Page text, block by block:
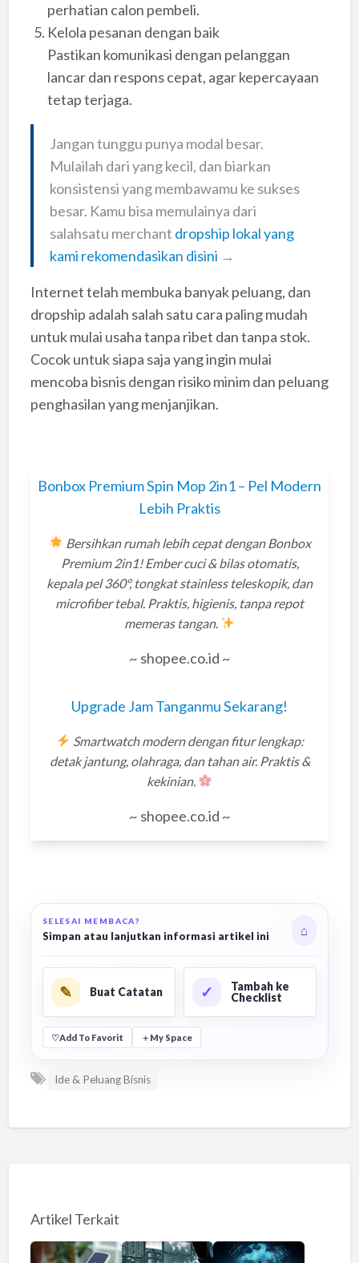
perhatian calon pembeli.
Kelola pesanan dengan baik
Pastikan komunikasi dengan pelanggan
lancar dan respons cepat, agar kepercayaan
tetap terjaga.
Jangan tunggu punya modal besar.
Mulailah dari yang kecil, dan biarkan
konsistensi yang membawamu ke sukses
besar. Kamu bisa memulainya dari
salahsatu merchant dropship lokal yang
kami rekomendasikan disini →
Internet telah membuka banyak peluang, dan
dropship adalah salah satu cara paling mudah
untuk mulai usaha tanpa ribet dan tanpa stok.
Cocok untuk siapa saja yang ingin mulai
mencoba bisnis dengan risiko minim dan peluang
penghasilan yang menjanjikan.
Bonbox Premium Spin Mop 2in1 – Pel Modern
Lebih Praktis
Bersihkan rumah lebih cepat dengan Bonbox
Premium 2in1! Ember cuci & bilas otomatis,
kepala pel 360°, tongkat stainless teleskopik, dan
microfiber tebal. Praktis, higienis, tanpa repot
memeras tangan.
~ shopee.co.id ~
Upgrade Jam Tanganmu Sekarang!
Smartwatch modern dengan fitur lengkap:
detak jantung, olahraga, dan tahan air. Praktis &
kekinian.
~ shopee.co.id ~
SELESAI MEMBACA?
Simpan atau lanjutkan informasi artikel ini ⌂
✎ Buat Catatan ✓
Tambah ke
Checklist
♡Add To Favorit ＋ My Space
Ide & Peluang Bisnis
Artikel Terkait